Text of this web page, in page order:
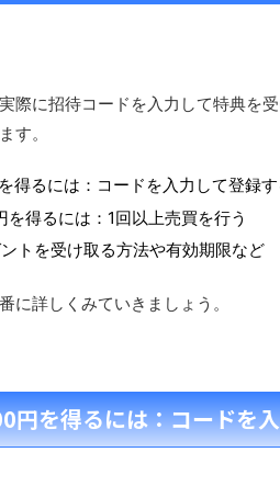
際に招待コードを入力して特典を
す。
得るには：コードを入力して登録す
を得るには：1回以上売買を行う
トを受け取る方法や有効期限など
に詳しくみていきましょう。
円を得るには：コードを